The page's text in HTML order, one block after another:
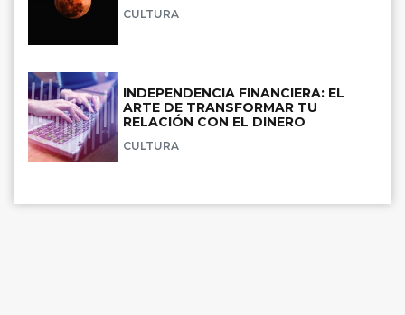
CULTURA
INDEPENDENCIA FINANCIERA: EL
ARTE DE TRANSFORMAR TU
RELACIÓN CON EL DINERO
CULTURA